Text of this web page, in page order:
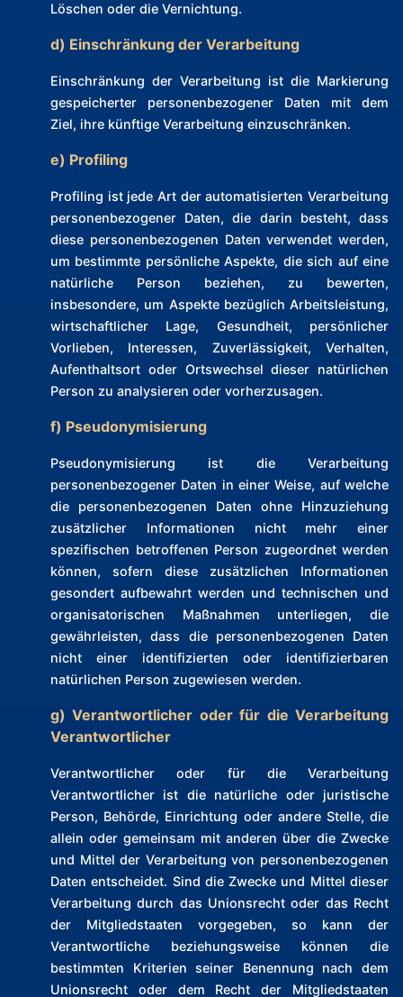
Löschen oder die Vernichtung.
d) Einschränkung der Verarbeitung
Einschränkung der Verarbeitung ist die Markierung
gespeicherter personenbezogener Daten mit dem
Ziel, ihre künftige Verarbeitung einzuschränken.
e) Profiling
Profiling ist jede Art der automatisierten Verarbeitung
personenbezogener Daten, die darin besteht, dass
diese personenbezogenen Daten verwendet werden,
um bestimmte persönliche Aspekte, die sich auf eine
natürliche Person beziehen, zu bewerten,
insbesondere, um Aspekte bezüglich Arbeitsleistung,
wirtschaftlicher Lage, Gesundheit, persönlicher
Vorlieben, Interessen, Zuverlässigkeit, Verhalten,
Aufenthaltsort oder Ortswechsel dieser natürlichen
Person zu analysieren oder vorherzusagen.
f) Pseudonymisierung
Pseudonymisierung ist die Verarbeitung
personenbezogener Daten in einer Weise, auf welche
die personenbezogenen Daten ohne Hinzuziehung
zusätzlicher Informationen nicht mehr einer
spezifischen betroffenen Person zugeordnet werden
können, sofern diese zusätzlichen Informationen
gesondert aufbewahrt werden und technischen und
organisatorischen Maßnahmen unterliegen, die
gewährleisten, dass die personenbezogenen Daten
nicht einer identifizierten oder identifizierbaren
natürlichen Person zugewiesen werden.
g) Verantwortlicher oder für die Verarbeitung
Verantwortlicher
Verantwortlicher oder für die Verarbeitung
Verantwortlicher ist die natürliche oder juristische
Person, Behörde, Einrichtung oder andere Stelle, die
allein oder gemeinsam mit anderen über die Zwecke
und Mittel der Verarbeitung von personenbezogenen
Daten entscheidet. Sind die Zwecke und Mittel dieser
Verarbeitung durch das Unionsrecht oder das Recht
der Mitgliedstaaten vorgegeben, so kann der
Verantwortliche beziehungsweise können die
bestimmten Kriterien seiner Benennung nach dem
Unionsrecht oder dem Recht der Mitgliedstaaten